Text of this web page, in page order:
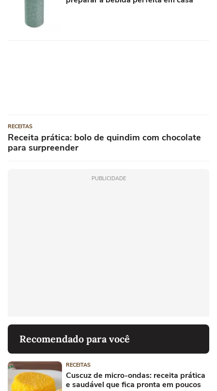
RECEITAS
Receita prática: bolo de quindim com chocolate
para surpreender
PUBLICIDADE
Recomendado para você
RECEITAS
Cuscuz de micro-ondas: receita prática
e saudável que fica pronta em poucos